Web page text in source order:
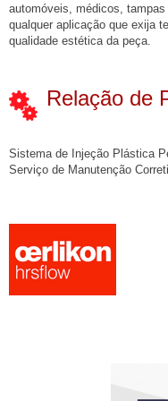
automóveis, médicos,
qualquer aplicação que exija
qualidade estética da peça.
Relação de
Sistema de Injeção Plástica
Serviço de Manutenção